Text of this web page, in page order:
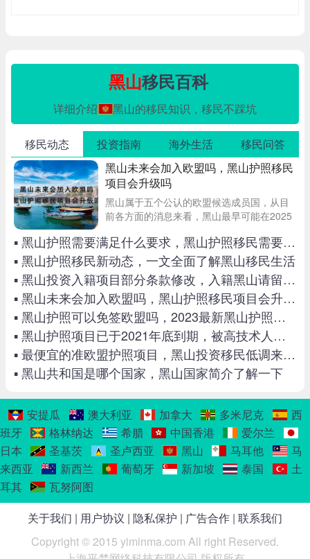
黑山移民百科
详细介绍 黑山的移民知识，移民不踩坑
移民动态 投资指南 海外生活
移民问答
黑山未来会加入欧盟吗，黑山护照移民
项目会升级吗
黑山属于五个公认的欧盟候选成员国，从目
前各方面的消息来看，黑山最早可能在2025
前，事情还可能存在一定的变数。那么黑山
未来会加入欧盟吗，黑山护照移民项目会升
级吗？
▪ 黑山护照需要满足什么要求，黑山护照移民需要体检吗
▪ 黑山护照移民新动态，一文全面了解黑山移民生活
▪ 黑山投资入籍项目部分条款修改，入籍黑山请留意最新政策
▪ 黑山未来会加入欧盟吗，黑山护照移民项目会升级吗
▪ 黑山护照可以免签欧盟吗，2023最新黑山护照免签国家一览！
▪ 黑山护照项目已于2021年底到期，被高技术人才移民替代！
▪ 最便宜的准欧盟护照项目，黑山投资移民低调来袭！
▪ 黑山共和国是哪个国家，黑山国家简介了解一下
安提瓜 澳大利亚 加拿大 多米尼克
西
班牙
格林纳达 希腊 中国香港
爱尔兰
日本
圣基茨 圣卢西亚 黑山 马耳他
马
来西亚
新西兰 葡萄牙 新加坡 泰国
土
耳其
瓦努阿图
关于我们 | 用户协议 | 隐私保护 | 广告合作 | 联系我们
Copyright © 2015 yiminma.com All right Reserved.